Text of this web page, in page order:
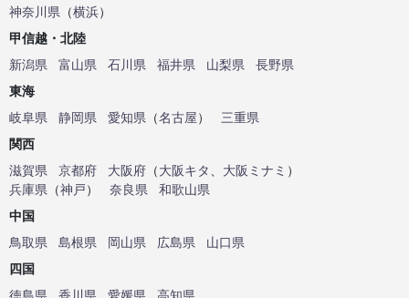
神奈川県 （横浜）
甲信越・北陸
新潟県
富山県 石川県 福井県 山梨県
長野県
東海
岐阜県
静岡県 愛知県 （名古屋）
三重県
関西
滋賀県
京都府 大阪府 （大阪キタ 大阪ミナミ ）
兵庫県 （神戸） 奈良県
和歌山県
中国
鳥取県
島根県 岡山県 広島県
山口県
四国
徳島県
香川県 愛媛県
高知県